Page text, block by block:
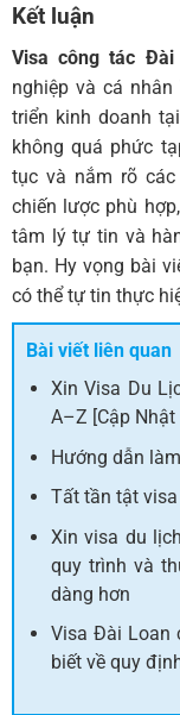
Kết luận
Visa công tác Đài
nghiệp và cá
triển kinh doanh
không quá phức
tục và nắm rõ
chiến lược phù
tâm lý tự tin và
bạn. Hy vọng bài
có thể tự tin thực
Bài viết liên quan
Xin Visa Du
A–Z [Cập
Hướng dẫn
Tất tần tật
Xin visa du
quy trình và
dàng hơn
Visa Đài Loan
biết về quy